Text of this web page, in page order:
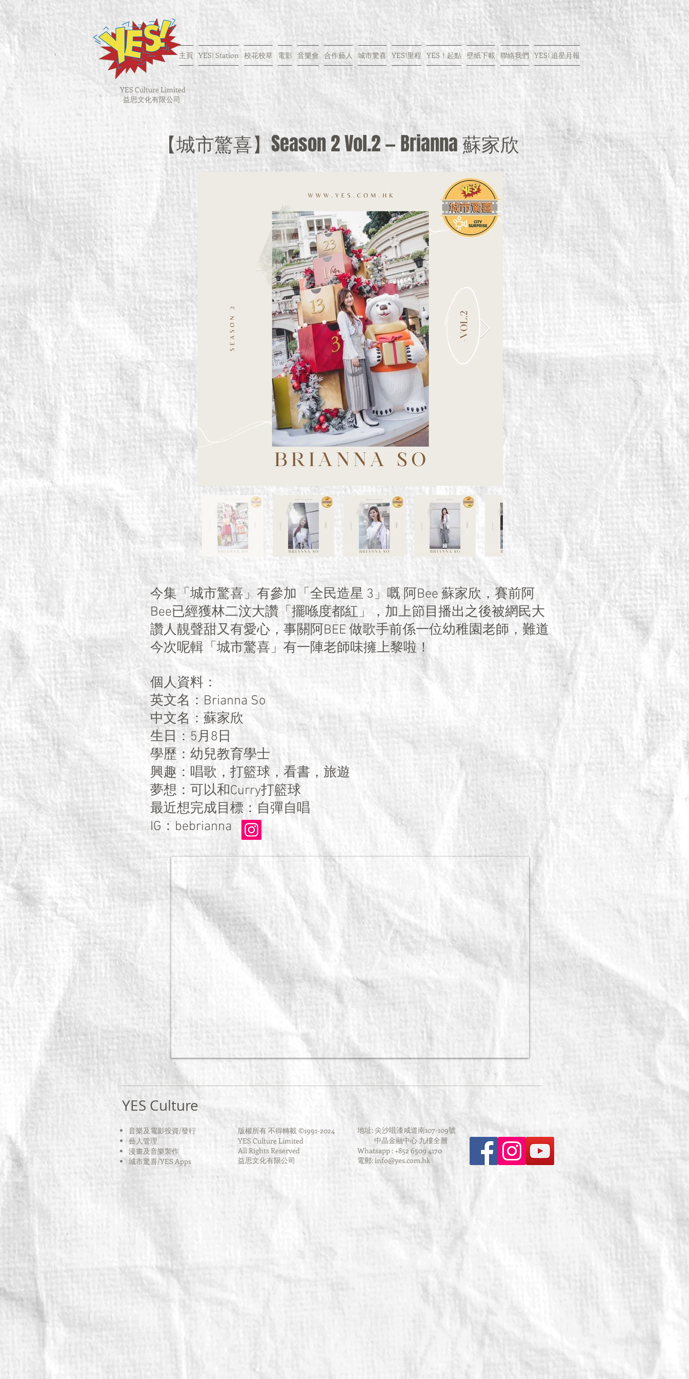
YES Culture Limited
益思文化有限公司
主頁 YES! Station 校花校草 電影 音樂會 合作藝人 城市驚喜 YES!里程 YES！起點 壁紙下載 聯絡我們 YES! 追星月報
【城市驚喜】Season 2 Vol.2 — Brianna 蘇家欣
今集「城市驚喜」有參加「全民造星 3」嘅 阿Bee 蘇家欣，賽前阿
Bee已經獲林二汶大讚「擺喺度都紅」，加上節目播出之後被網民大
讚人靚聲甜又有愛心，事關阿BEE 做歌手前係一位幼稚園老師，難道
今次呢輯「城市驚喜」有一陣老師味擁上黎啦！
個人資料：
英文名：Brianna So
中文名：蘇家欣
生日：5月8日
學歷：幼兒教育學士
興趣：唱歌，打籃球，看書，旅遊
夢想：可以和Curry打籃球
最近想完成目標：自彈自唱
IG：bebrianna
YES Culture
音樂及電影投資/發行
藝人管理
漫畫及音樂製作
​城市驚喜/YES Apps
地址: 尖沙咀漆咸道南107-109號
中晶金融中心 九樓全層
Whatsapp : +852 6509 4170
電郵:info@yes.com.hk
版權所有 不得轉載 ©1991-2024
YES Culture Limited
All Rights Reserved
益思文化有限公司